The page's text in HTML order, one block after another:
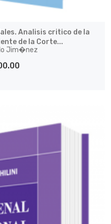
Analisis critico de la
de la Corte...
Jim�nez